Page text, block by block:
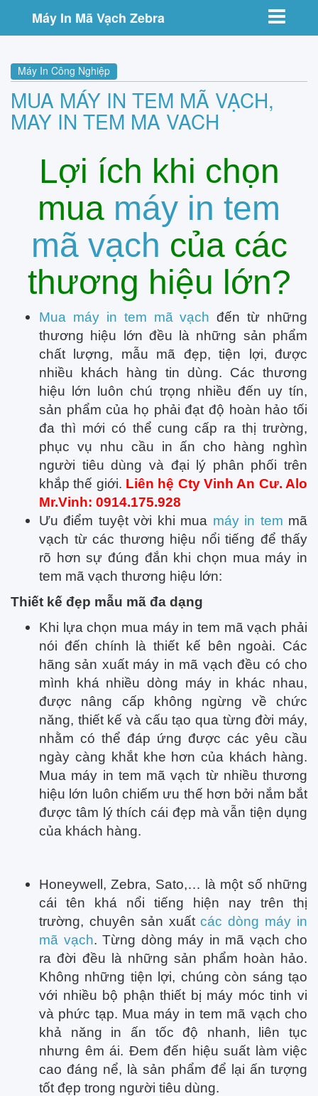
Toggle
Máy In Mã Vạch Zebra
Máy In Công Nghiệp
MUA MÁY IN TEM MÃ VẠCH,
MAY IN TEM MA VACH
Lợi ích khi chọn
mua máy in tem
mã vạch của các
thương hiệu lớn?
Mua máy in tem mã vạch đến từ những
thương hiệu lớn đều là những sản phẩm
chất lượng, mẫu mã đẹp, tiện lợi, được
nhiều khách hàng tin dùng. Các thương
hiệu lớn luôn chú trọng nhiều đến uy tín,
sản phẩm của họ phải đạt độ hoàn hảo tối
đa thì mới có thể cung cấp ra thị trường,
phục vụ nhu cầu in ấn cho hàng nghìn
người tiêu dùng và đại lý phân phối trên
khắp thế giới. Liên hệ Cty Vinh An Cư. Alo
Mr.Vinh: 0914.175.928
Ưu điểm tuyệt vời khi mua máy in tem mã
vạch từ các thương hiệu nổi tiếng để thấy
rõ hơn sự đúng đắn khi chọn mua máy in
tem mã vạch thương hiệu lớn:
Thiết kế đẹp mẫu mã đa dạng
Khi lựa chọn mua máy in tem mã vạch phải
nói đến chính là thiết kế bên ngoài. Các
hãng sản xuất máy in mã vạch đều có cho
mình khá nhiều dòng máy in khác nhau,
được nâng cấp không ngừng về chức
năng, thiết kế và cấu tạo qua từng đời máy,
nhằm có thể đáp ứng được các yêu cầu
ngày càng khắt khe hơn của khách hàng.
Mua máy in tem mã vạch từ nhiều thương
hiệu lớn luôn chiếm ưu thế hơn bởi nắm bắt
được tâm lý thích cái đẹp mà vẫn tiện dụng
của khách hàng.
Honeywell, Zebra, Sato,… là một số những
cái tên khá nổi tiếng hiện nay trên thị
trường, chuyên sản xuấtcác dòng máy in
mã vạch. Từng dòng máy in mã vạch cho
ra đời đều là những sản phẩm hoàn hảo.
Không những tiện lợi, chúng còn sáng tạo
với nhiều bộ phận thiết bị máy móc tinh vi
và phức tạp. Mua máy in tem mã vạch cho
khả năng in ấn tốc độ nhanh, liên tục
nhưng êm ái. Đem đến hiệu suất làm việc
cao đáng nể, là sản phẩm để lại ấn tượng
tốt đẹp trong người tiêu dùng.